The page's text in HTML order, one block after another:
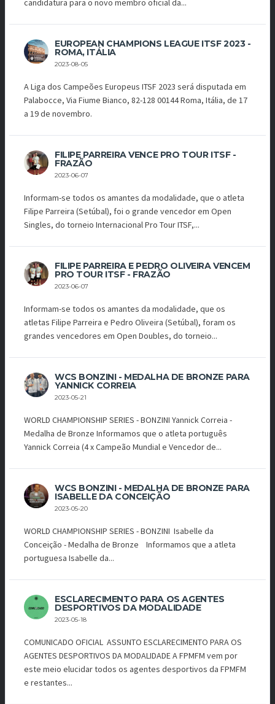
candidatura para o novo membro oficial da...
EUROPEAN CHAMPIONS LEAGUE ITSF 2023 -
ROMA, ITÁLIA
2023-08-05
A Liga dos Campeões Europeus ITSF 2023 será disputada em
Palabocce, Via Fiume Bianco, 82-128 00144 Roma, Itália, de 17
a 19 de novembro.
FILIPE PARREIRA VENCE PRO TOUR ITSF -
FRAZÃO
2023-06-07
Informam-se todos os amantes da modalidade, que o atleta
Filipe Parreira (Setúbal), foi o grande vencedor em Open
Singles, do torneio Internacional Pro Tour ITSF,...
FILIPE PARREIRA E PEDRO OLIVEIRA VENCEM
PRO TOUR ITSF - FRAZÃO
2023-06-07
Informam-se todos os amantes da modalidade, que os
atletas Filipe Parreira e Pedro Oliveira (Setúbal), foram os
grandes vencedores em Open Doubles, do torneio...
WCS BONZINI - MEDALHA DE BRONZE PARA
YANNICK CORREIA
2023-05-21
WORLD CHAMPIONSHIP SERIES - BONZINI Yannick Correia -
Medalha de Bronze Informamos que o atleta português
Yannick Correia (4 x Campeão Mundial e Vencedor de...
WCS BONZINI - MEDALHA DE BRONZE PARA
ISABELLE DA CONCEIÇÃO
2023-05-20
WORLD CHAMPIONSHIP SERIES - BONZINI Isabelle da
Conceição - Medalha de Bronze Informamos que a atleta
portuguesa Isabelle da...
ESCLARECIMENTO PARA OS AGENTES
DESPORTIVOS DA MODALIDADE
2023-05-18
COMUNICADO OFICIAL ASSUNTO ESCLARECIMENTO PARA OS
AGENTES DESPORTIVOS DA MODALIDADE A FPMFM vem por
este meio elucidar todos os agentes desportivos da FPMFM
e restantes...